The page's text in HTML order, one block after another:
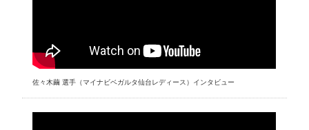
佐々木繭 選手（マイナビベガルタ仙台レディース）インタビュー